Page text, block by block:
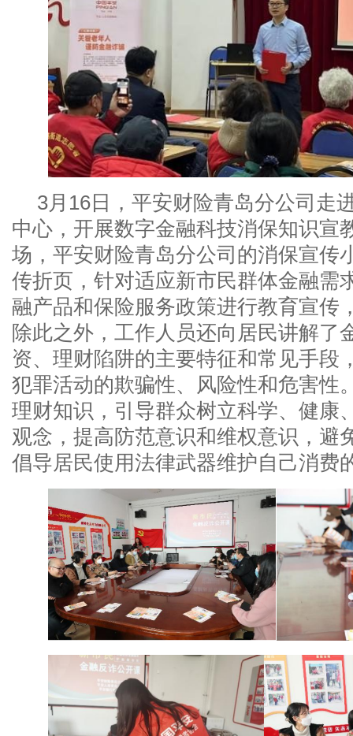
3月16日，平安财险青岛分公司走
中心，开展数字金融科技消保知识宣
场，平安财险青岛分公司的消保宣传
传折页，针对适应新市民群体金融需
融产品和保险服务政策进行教育宣传
除此之外，工作人员还向居民讲解了
资、理财陷阱的主要特征和常见手段
犯罪活动的欺骗性、风险性和危害性
理财知识，引导群众树立科学、健康
观念，提高防范意识和维权意识，避
倡导居民使用法律武器维护自己消费